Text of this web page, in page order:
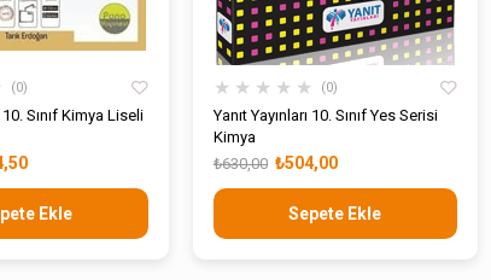
0
10. Sınıf Kimya Liseli
Ekle
★ ★ ★ ★ ★ 0
Yanıt Yayınları 10. Sınıf Yes Serisi
Kimya
₺504,00
₺630,00
Sepete Ekle